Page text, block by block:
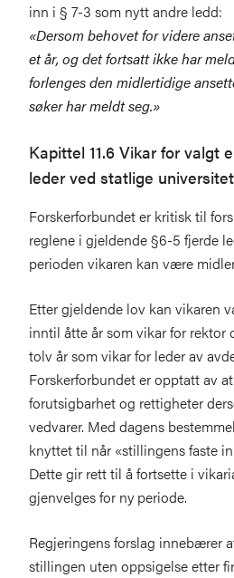
inn i § 7-3 som nytt andre ledd:
«Dersom behovet for videre
et år, og det fortsatt ikke har
forlenges den midlertidige
søker har meldt seg.»
Kapittel 11.6 Vikar for valgt
leder ved statlige
Forskerforbundet er kritisk til
reglene i gjeldende §6-5 fjerde
perioden vikaren kan være
Etter gjeldende lov kan vikaren
inntil åtte år som vikar for rektor
tolv år som vikar for leder av
Forskerforbundet er opptatt av
forutsigbarhet og rettigheter
vedvarer. Med dagens
knyttet til når «stillingens faste
Dette gir rett til å fortsette i
gjenvelges for ny periode.
Regjeringens forslag innebærer
stillingen uten oppsigelse etter